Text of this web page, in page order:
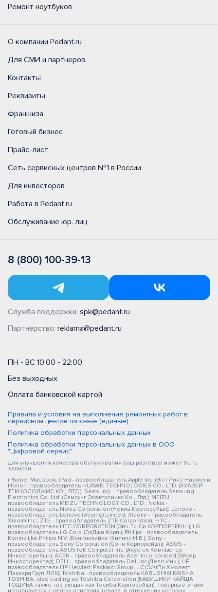
Ремонт ноутбуков
О компании Pedant.ru
Для СМИ и партнеров
Контакты
Реквизиты
Франшиза
Готовый бизнес
Прайс-лист
Сеть сервисных центров №1 в России
Для инвесторов
Работа в Pedant.ru
Обслуживание юр. лиц
8 (800) 100-39-13
Служба поддержки: spk@pedant.ru
Партнерство: reklama@pedant.ru
ПН - ВС 10:00 - 22:00
Без выходных
Оплата банковской картой
Правила и условия на выполнение ремонтных работ в
сервисном центре типовые (единые)
Политика обработки персональных данных
Политика обработки персональных данных в ООО
"Цифровой сервис"
Для улучшения качества обслуживания ваш разговор может быть
записан
iPhone, Macbook, iPad - правообладатель Apple Inc. (Эпл Инк.); Huawei и
Honor - правообладатель HUAWEI TECHNOLOGIES CO., LTD. (ХУАВЕЙ
ТЕКНОЛОДЖИС КО., ЛТД.); Samsung – правообладатель Samsung
Electronics Co. Ltd. (Самсунг Электроникс Ко., Лтд.); MEIZU -
правообладатель MEIZU TECHNOLOGY CO., LTD.; Nokia -
правообладатель Nokia Corporation (Нокиа Корпорейшн); Lenovo -
правообладатель Lenovo (Beijing) Limited; Xiaomi - правообладатель
Xiaomi Inc.; ZTE - правообладатель ZTE Corporation; HTC -
правообладатель HTC CORPORATION (Эйч-Ти-Си КОРПОРЕЙШН); LG -
правообладатель LG Corp. (ЭлДжи Корп.); Philips - правообладатель
Koninklijke Philips N.V. (Конинклийке Филипс Н.В.); Sony -
правообладатель Sony Corporation (Сони Корпорейшн); ASUS -
правообладатель ASUSTeK Computer Inc. (Асустек Компьютер
Инкорпорейшн); ACER - правообладатель Acer Incorporated (Эйсер
Инкорпорейтед); DELL - правообладатель Dell Inc.(Делл Инк.); HP -
правообладатель HP Hewlett-Packard Group LLC (ЭйчПи Хьюлетт
Паккард Груп ЛЛК); Toshiba - правообладатель KABUSHIKI KAISHA
TOSHIBA, also trading as Toshiba Corporation (КАБУШИКИ КАЙША
ТОШИБА также торгующая как Тосиба Корпорейшн). Товарные знаки